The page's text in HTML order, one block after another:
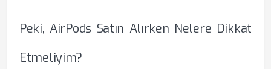
Peki, AirPods Satın Alırken Nelere Dikkat
Etmeliyim?